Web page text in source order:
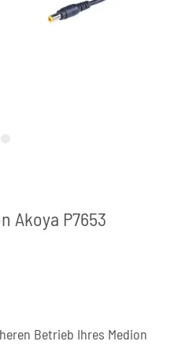
Akoya P7653
Betrieb Ihres Medion